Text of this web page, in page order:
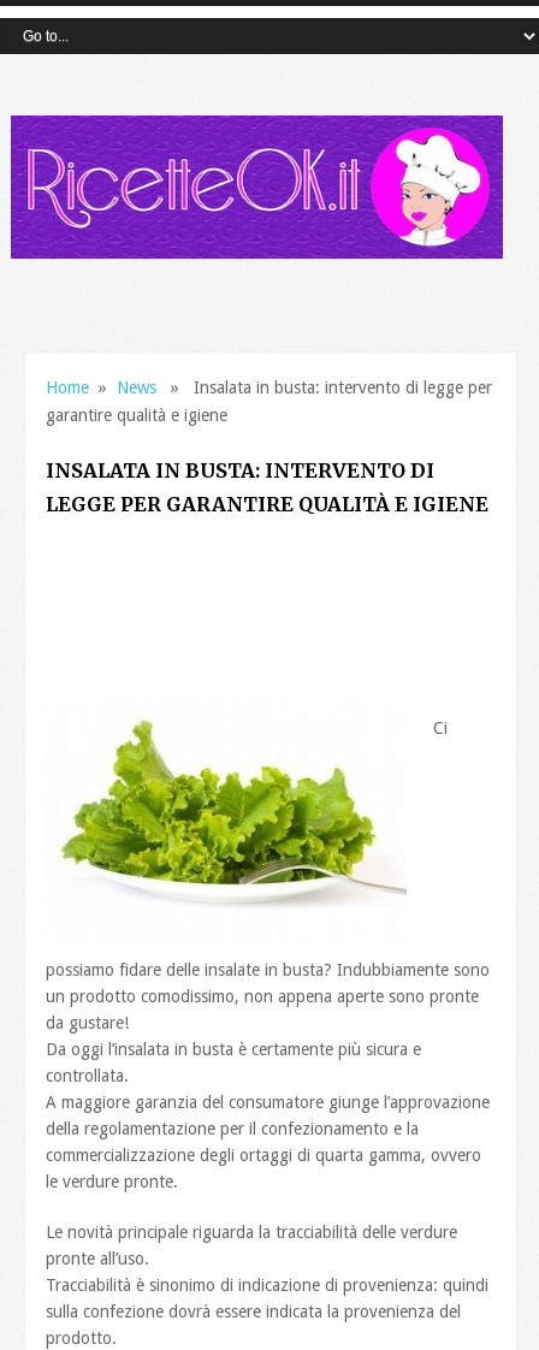
Home » News » Insalata in busta: intervento di legge per
garantire qualità e igiene
INSALATA IN BUSTA: INTERVENTO DI
LEGGE PER GARANTIRE QUALITÀ E IGIENE
Ci
possiamo fidare delle insalate in busta? Indubbiamente sono
un prodotto comodissimo, non appena aperte sono pronte
da gustare!
Da oggi l’insalata in busta è certamente più sicura e
controllata.
A maggiore garanzia del consumatore giunge l’approvazione
della regolamentazione per il confezionamento e la
commercializzazione degli ortaggi di quarta gamma, ovvero
le verdure pronte.
Le novità principale riguarda la tracciabilità delle verdure
pronte all’uso.
Tracciabilità è sinonimo di indicazione di provenienza: quindi
sulla confezione dovrà essere indicata la provenienza del
prodotto.